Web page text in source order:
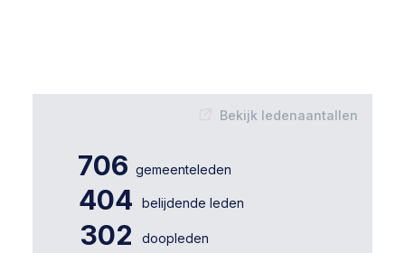
Bekijk ledenaantallen
706 gemeenteleden
404 belijdende leden
302 doopleden